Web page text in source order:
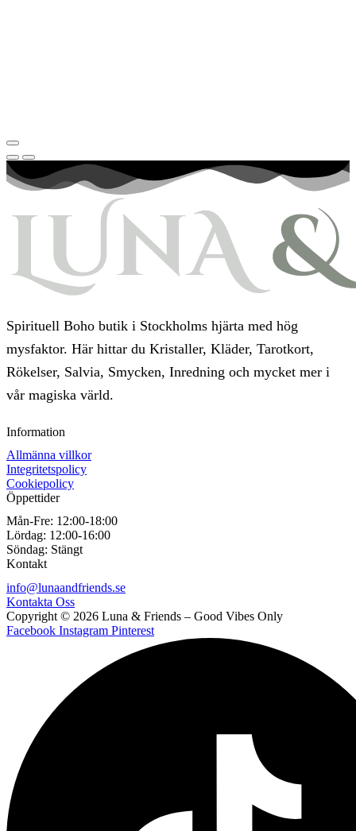
Spirituell Boho butik i Stockholms hjärta med hög
mysfaktor. Här hittar du Kristaller, Kläder, Tarotkort,
Rökelser, Salvia, Smycken, Inredning och mycket mer i
vår magiska värld.
Information
Allmänna villkor
Integritetspolicy
Cookiepolicy
Öppettider
Mån-Fre: 12:00-18:00
Lördag: 12:00-16:00
Söndag: Stängt
Kontakt
info@lunaandfriends.se
Kontakta Oss
Copyright © 2026 Luna & Friends – Good Vibes Only
Facebook Instagram Pinterest